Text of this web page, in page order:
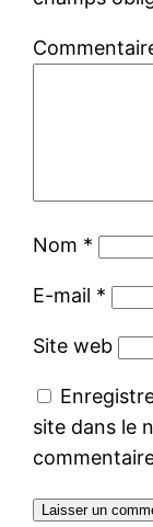
Nom *
E-mail *
Site web
site dans le